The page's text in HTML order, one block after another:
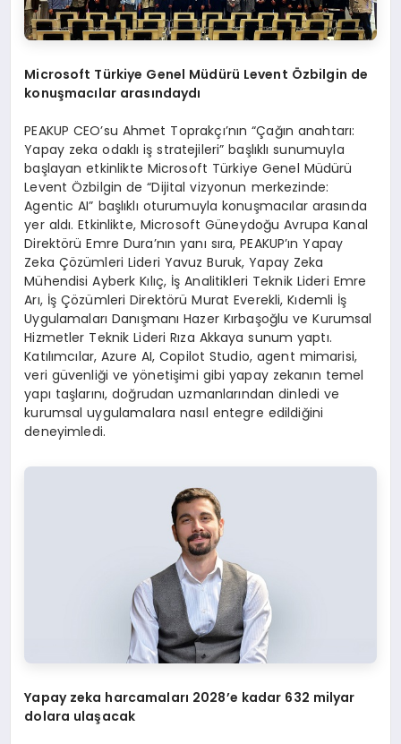
Microsoft Türkiye Genel Müdürü Levent Özbilgin de
konuşmacılar arasındaydı
PEAKUP CEO’su Ahmet Toprakçı’nın “Çağın anahtarı:
Yapay zeka odaklı iş stratejileri” başlıklı sunumuyla
başlayan etkinlikte Microsoft Türkiye Genel Müdürü
Levent Özbilgin de “Dijital vizyonun merkezinde:
Agentic AI” başlıklı oturumuyla konuşmacılar arasında
yer aldı. Etkinlikte, Microsoft Güneydoğu Avrupa Kanal
Direktörü Emre Dura’nın yanı sıra, PEAKUP’ın Yapay
Zeka Çözümleri Lideri Yavuz Buruk, Yapay Zeka
Mühendisi Ayberk Kılıç, İş Analitikleri Teknik Lideri Emre
Arı, İş Çözümleri Direktörü Murat Everekli, Kıdemli İş
Uygulamaları Danışmanı Hazer Kırbaşoğlu ve Kurumsal
Hizmetler Teknik Lideri Rıza Akkaya sunum yaptı.
Katılımcılar, Azure AI, Copilot Studio, agent mimarisi,
veri güvenliği ve yönetişimi gibi yapay zekanın temel
yapı taşlarını, doğrudan uzmanlarından dinledi ve
kurumsal uygulamalara nasıl entegre edildiğini
deneyimledi.
Yapay zeka harcamaları 2028’e kadar 632 milyar
dolara ulaşacak